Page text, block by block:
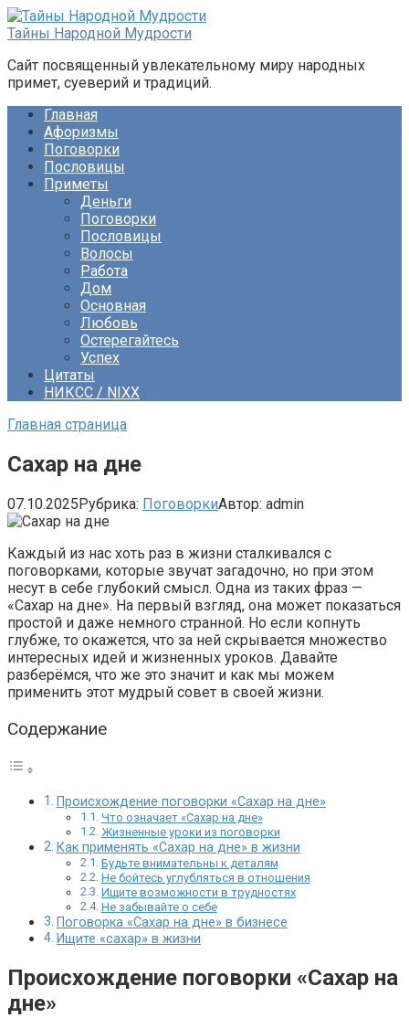
Перейти
к
Тайны Народной Мудрости
Сайт посвященный увлекательному миру народных
примет, суеверий и традиций.
Главная
Афоризмы
Поговорки
Пословицы
Приметы
Деньги
Поговорки
Пословицы
Волосы
Работа
Дом
Основная
Любовь
Остерегайтесь
Успех
Цитаты
НИКСС / NIXX
Главная страница
Сахар на дне
07.10.2025Рубрика: ПоговоркиАвтор: admin
Каждый из нас хоть раз в жизни сталкивался с
поговорками, которые звучат загадочно, но при этом
несут в себе глубокий смысл. Одна из таких фраз —
«Сахар на дне». На первый взгляд, она может показаться
простой и даже немного странной. Но если копнуть
глубже, то окажется, что за ней скрывается множество
интересных идей и жизненных уроков. Давайте
разберёмся, что же это значит и как мы можем
применить этот мудрый совет в своей жизни.
Содержание
Происхождение поговорки «Сахар на дне»
Что означает «Сахар на дне»
Жизненные уроки из поговорки
Как применять «Сахар на дне» в жизни
Будьте внимательны к деталям
Не бойтесь углубляться в отношения
Ищите возможности в трудностях
Не забывайте о себе
Поговорка «Сахар на дне» в бизнесе
Ищите «сахар» в жизни
Происхождение поговорки «Сахар на
дне»